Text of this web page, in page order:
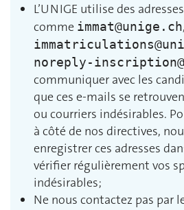
L’UNIGE utilise des
comme immat@unige.ch,
noreply-
communiquer avec les
que ces e-mails se
ou courriers indésirables.
à côté de nos directives,
enregistrer ces adresses
vérifier régulièrement vos
indésirables;
Ne nous contactez pas par